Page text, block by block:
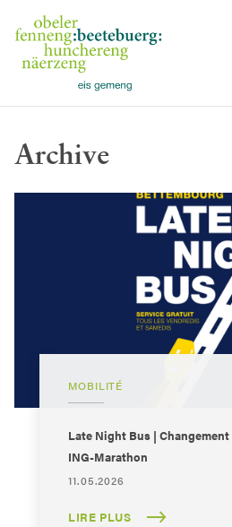
Archive
MOBILITÉ
Late Night Bus |
ING-Marathon
11.05.2026
LIRE PLUS